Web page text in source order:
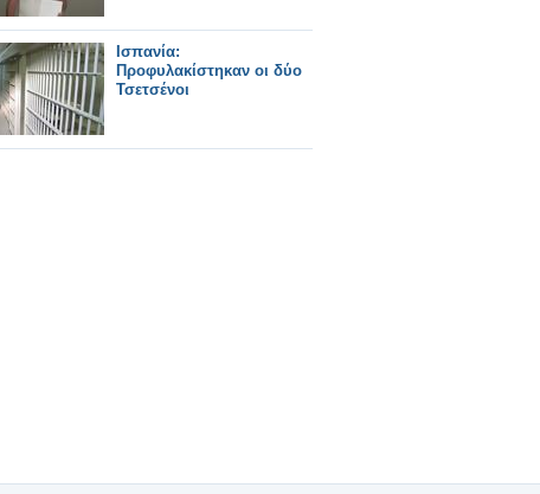
Ισπανία:
Προφυλακίστηκαν οι δύο
Τσετσένοι